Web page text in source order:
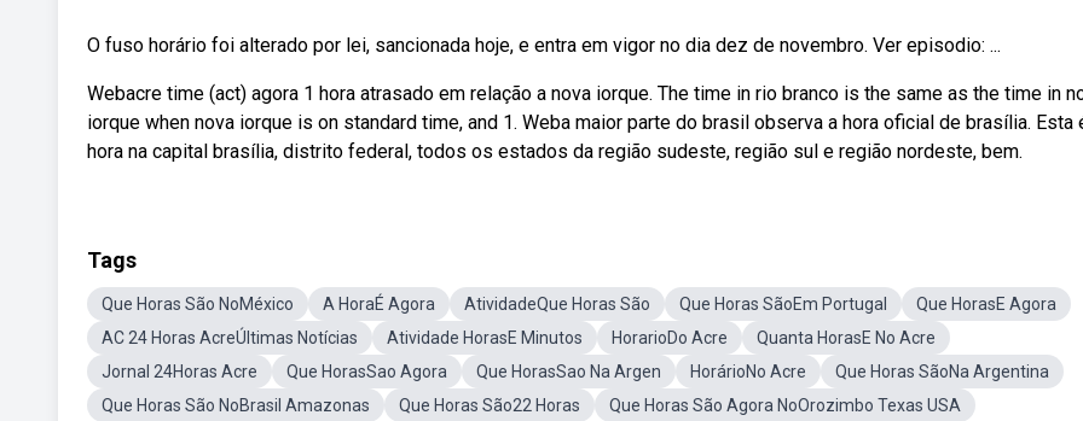
O fuso horário foi alterado por lei, sancionada hoje, e entra em vigor no dia dez de novembro. Ver episodio: ...
Webacre time (act) agora 1 hora atrasado em relação a nova iorque. The time in rio branco is the same as the time in
iorque when nova iorque is on standard time, and 1. Weba maior parte do brasil observa a hora oficial de brasília. Esta
hora na capital brasília, distrito federal, todos os estados da região sudeste, região sul e região nordeste, bem.
Tags
Que Horas São NoMéxico A HoraÉ Agora AtividadeQue Horas São Que Horas SãoEm Portugal
Que HorasE Agora
AC 24 Horas AcreÚltimas Notícias
Atividade HorasE Minutos HorarioDo Acre
Quanta HorasE No Acre
Jornal 24Horas Acre
Que HorasSao Agora Que HorasSao Na Argen HorárioNo Acre
Que Horas SãoNa Argentina
Que Horas São NoBrasil Amazonas
Que Horas São22 Horas
Que Horas São Agora NoOrozimbo Texas USA